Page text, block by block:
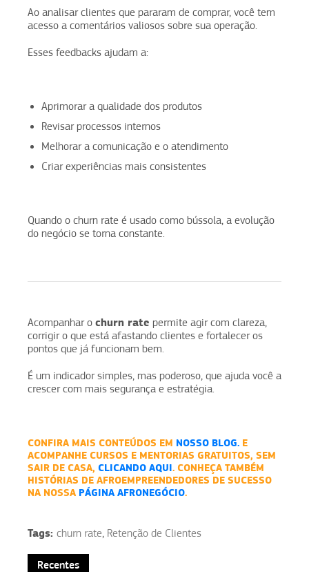
Ao analisar clientes que pararam de comprar, você tem
acesso a comentários valiosos sobre sua operação.
Esses feedbacks ajudam a:
Aprimorar a qualidade dos produtos
Revisar processos internos
Melhorar a comunicação e o atendimento
Criar experiências mais consistentes
Quando o churn rate é usado como bússola, a evolução
do negócio se torna constante.
Acompanhar o churn rate permite agir com clareza,
corrigir o que está afastando clientes e fortalecer os
pontos que já funcionam bem.
É um indicador simples, mas poderoso, que ajuda você a
crescer com mais segurança e estratégia.
CONFIRA MAIS CONTEÚDOS EM NOSSO BLOG. E
ACOMPANHE CURSOS E MENTORIAS GRATUITOS, SEM
SAIR DE CASA, CLICANDO AQUI. CONHEÇA TAMBÉM
HISTÓRIAS DE AFROEMPREENDEDORES DE SUCESSO
NA NOSSA PÁGINA AFRONEGÓCIO.
Tags: churn rate, Retenção de Clientes
Recentes